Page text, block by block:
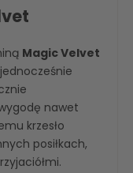
Magic Velvet
nawet
krzesło
posiłkach,